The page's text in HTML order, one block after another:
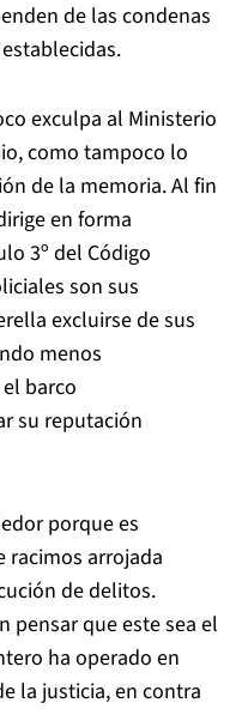
de las condenas
exculpa al Ministerio
como tampoco lo
de la memoria. Al fin
en forma
3º del Código
son sus
excluirse de sus
menos
barco
su reputación
porque es
racimos arrojada
de delitos.
pensar que este sea el
ha operado en
la justicia, en contra